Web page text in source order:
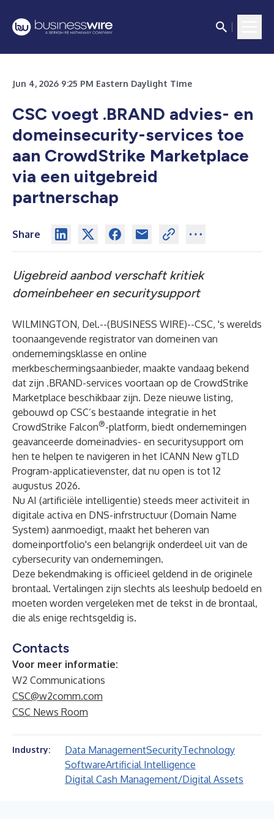
Jun 4, 2026 9:25 PM Eastern Daylight Time
CSC voegt .BRAND advies- en
domeinsecurity-services toe
aan CrowdStrike Marketplace
via een uitgebreid
partnerschap
Share
Uigebreid aanbod verschaft kritiek
domeinbeheer en securitysupport
WILMINGTON, Del.--(BUSINESS WIRE)--CSC, 's werelds
toonaangevende registrator van domeinen van
ondernemingsklasse en online
merkbeschermingsaanbieder, maakte vandaag bekend
dat zijn .BRAND-services voortaan op de CrowdStrike
Marketplace beschikbaar zijn. Deze nieuwe listing,
gebouwd op CSC’s bestaande integratie in het
CrowdStrike Falcon®-platform, biedt ondernemingen
geavanceerde domeinadvies- en securitysupport om
hen te helpen te navigeren in het ICANN New gTLD
Program-applicatievenster, dat nu open is tot 12
augustus 2026.
Nu AI (artificiële intelligentie) steeds meer activiteit in
digitale activa en DNS-infrstructuur (Domain Name
System) aanmoedigt, maakt het beheren van
domeinportfolio's een belangrijk onderdeel uit van de
cybersecurity van ondernemingen.
Deze bekendmaking is officieel geldend in de originele
brontaal. Vertalingen zijn slechts als leeshulp bedoeld en
moeten worden vergeleken met de tekst in de brontaal,
die als enige rechtsgeldig is.
Contacts
Voor meer informatie:
W2 Communications
CSC@w2comm.com
CSC News Room
Industry: Data ManagementSecurityTechnology
SoftwareArtificial Intelligence
Digital Cash Management/Digital Assets